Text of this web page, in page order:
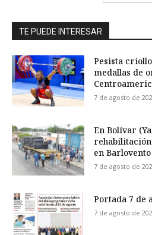
TE PUEDE INTERESAR
Pesista
medallas de
7 de agosto de
En Bolívar
rehabilitación
en Barlovento
7 de agosto de
Portada 7 de
7 de agosto de